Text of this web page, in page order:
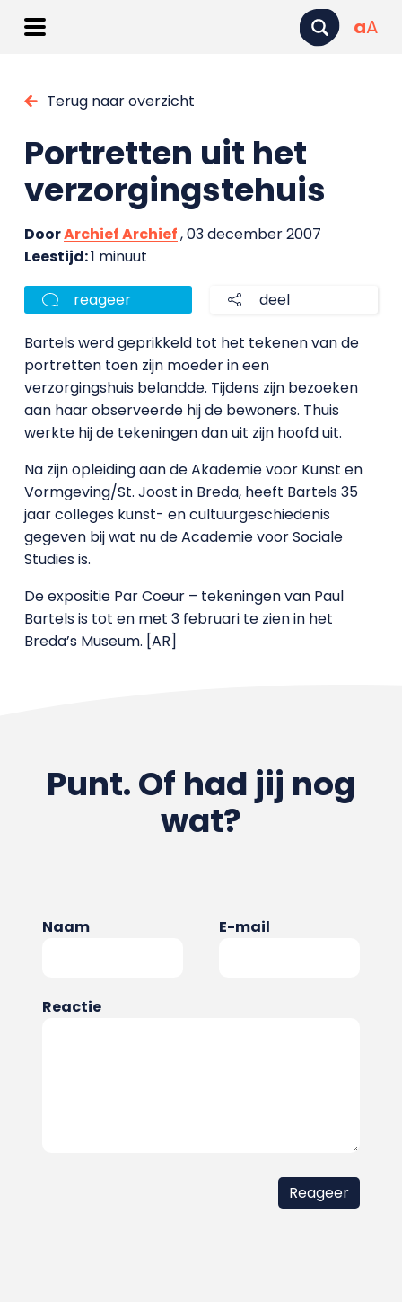
aA
Terug naar overzicht
Portretten uit het
verzorgingstehuis
DoorArchief Archief, 03 december 2007
Leestijd:1 minuut
reageer deel
Bartels werd geprikkeld tot het tekenen van de
portretten toen zijn moeder in een
verzorgingshuis belandde. Tijdens zijn bezoeken
aan haar observeerde hij de bewoners. Thuis
werkte hij de tekeningen dan uit zijn hoofd uit.
Na zijn opleiding aan de Akademie voor Kunst en
Vormgeving/St. Joost in Breda, heeft Bartels 35
jaar colleges kunst- en cultuurgeschiedenis
gegeven bij wat nu de Academie voor Sociale
Studies is.
De expositie Par Coeur – tekeningen van Paul
Bartels is tot en met 3 februari te zien in het
Breda’s Museum. [AR]
Punt. Of had jij nog
wat?
Naam E-mail
Reactie